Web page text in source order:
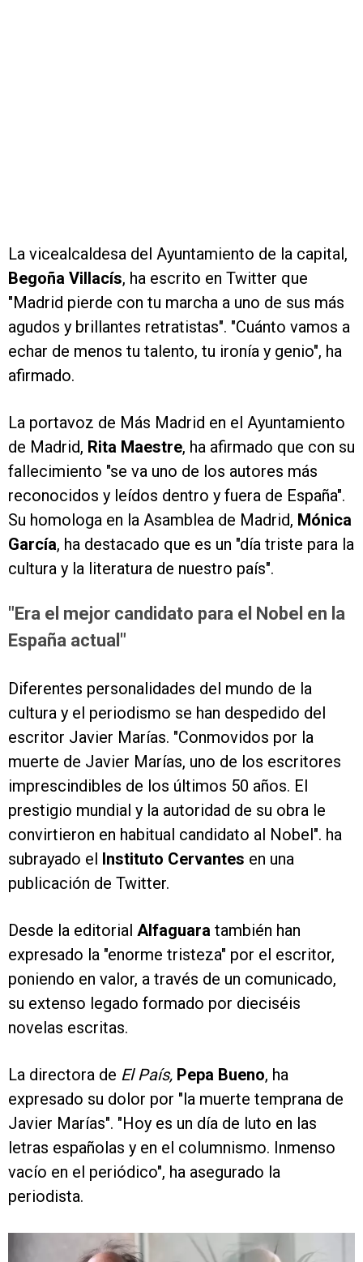
La vicealcaldesa del Ayuntamiento de la capital,
Begoña Villacís, ha escrito en Twitter que
"Madrid pierde con tu marcha a uno de sus más
agudos y brillantes retratistas". "Cuánto vamos a
echar de menos tu talento, tu ironía y genio", ha
afirmado.
La portavoz de Más Madrid en el Ayuntamiento
de Madrid, Rita Maestre, ha afirmado que con su
fallecimiento "se va uno de los autores más
reconocidos y leídos dentro y fuera de España".
Su homologa en la Asamblea de Madrid, Mónica
García, ha destacado que es un "día triste para la
cultura y la literatura de nuestro país".
"Era el mejor candidato para el Nobel en la
España actual"
Diferentes personalidades del mundo de la
cultura y el periodismo se han despedido del
escritor Javier Marías. "Conmovidos por la
muerte de Javier Marías, uno de los escritores
imprescindibles de los últimos 50 años. El
prestigio mundial y la autoridad de su obra le
convirtieron en habitual candidato al Nobel". ha
subrayado el Instituto Cervantes en una
publicación de Twitter.
Desde la editorial Alfaguara también han
expresado la "enorme tristeza" por el escritor,
poniendo en valor, a través de un comunicado,
su extenso legado formado por dieciséis
novelas escritas.
La directora de El País, Pepa Bueno, ha
expresado su dolor por "la muerte temprana de
Javier Marías". "Hoy es un día de luto en las
letras españolas y en el columnismo. Inmenso
vacío en el periódico", ha asegurado la
periodista.